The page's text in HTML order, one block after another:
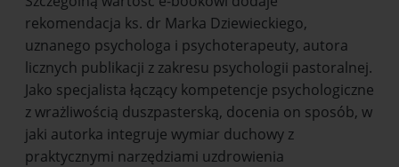
rekomendacja ks. dr Marka Dziewieckiego,
uznanego psychologa i psychoterapeuty, autora
licznych publikacji z zakresu psychologii pastoralnej.
Jako specjalista łączący kompetencje psychologiczne
z wrażliwością duszpasterską, docenia on sposób, w
jaki autorka integruje wymiar duchowy z
praktycznymi narzędziami uzdrowienia